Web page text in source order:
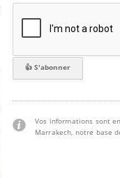
Vos informations sont
Marrakech, notre base